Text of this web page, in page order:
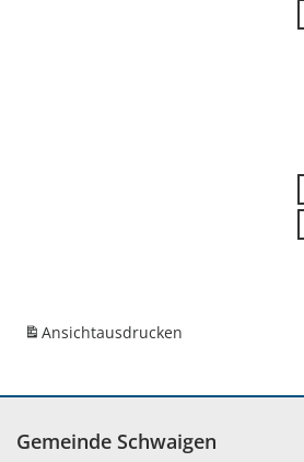
Ansichtausdrucken
Gemeinde Schwaigen